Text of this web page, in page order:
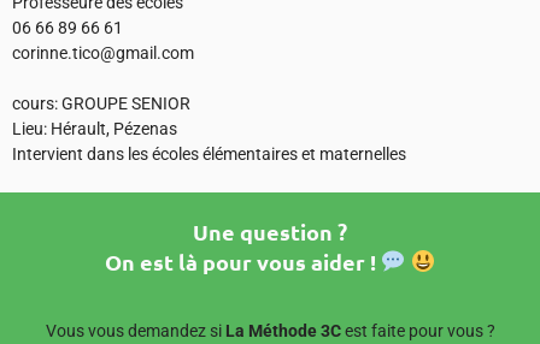
06 66 89 66 61
corinne.tico@gmail.com
cours: GROUPE SENIOR
Lieu: Hérault, Pézenas
Intervient dans les écoles élémentaires et maternelles
Une question ?
On est là pour vous aider !
Vous vous demandez si La Méthode 3Cest faite pour vous ?